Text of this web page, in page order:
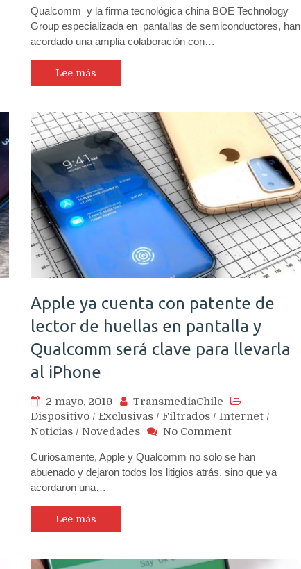
Qualcomm y la firma tecnológica china BOE Technology
Group especializada en pantallas de semiconductores, han
acordado una amplia colaboración con…
Lee más
Apple ya cuenta con patente de
lector de huellas en pantalla y
Qualcomm será clave para llevarla
al iPhone
2 mayo, 2019
TransmediaChile
Dispositivo / Exclusivas / Filtrados / Internet /
Noticias / Novedades No Commenton
ya
cuenta
huellas
Curiosamente, Apple y Qualcomm no solo se han
abuenado y dejaron todos los litigios atrás, sino que ya
acordaron una…
Lee más